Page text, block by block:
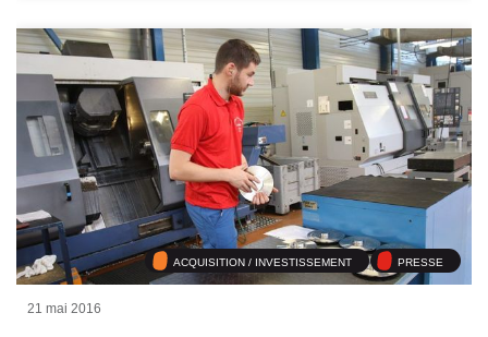
ACQUISITION / INVESTISSEMENT PRESSE
21 mai 2016